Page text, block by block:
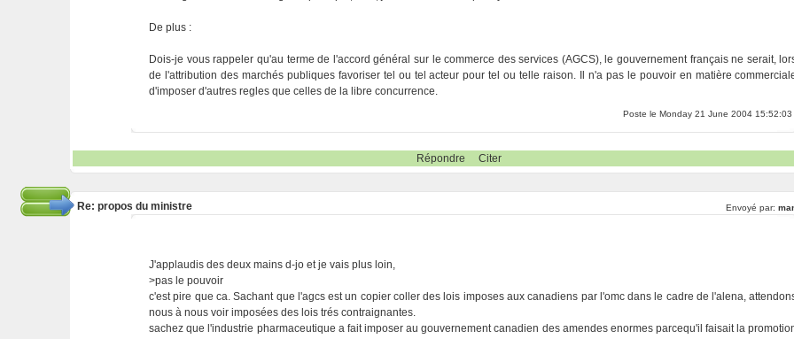
De plus :
Dois-je vous rappeler qu'au terme de l'accord général sur le commerce des services (AGCS), le gouvernement français ne serait,
de l'attribution des marchés publiques favoriser tel ou tel acteur pour tel ou telle raison. Il n'a pas le pouvoir en matière
d'imposer d'autres regles que celles de la libre concurrence.
Poste le Monday 21 June 2004 15:52:03
Répondre Citer
Re: propos du ministre Envoyé par:
J'applaudis des deux mains d-jo et je vais plus loin,
>pas le pouvoir
c'est pire que ca. Sachant que l'agcs est un copier coller des lois imposes aux canadiens par l'omc dans le cadre de l'alena,
nous à nous voir imposées des lois trés contraignantes.
sachez que l'industrie pharmaceutique a fait imposer au gouvernement canadien des amendes enormes parcequ'il faisait la